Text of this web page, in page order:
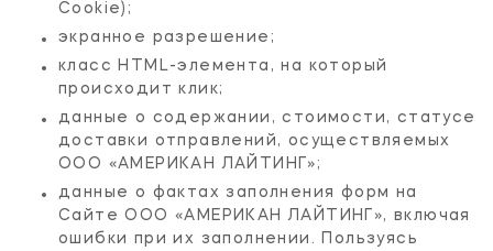
Cookie);
экранное разрешение;
класс HTML-элемента, на который
происходит клик;
данные о содержании, стоимости, статусе
доставки отправлений, осуществляемых
ООО «АМЕРИКАН ЛАЙТИНГ»;
данные о фактах заполнения форм на
Сайте ООО «АМЕРИКАН ЛАЙТИНГ», включая
ошибки при их заполнении. Пользуясь